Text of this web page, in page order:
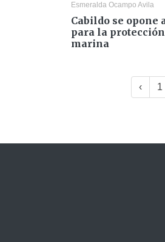
Esmeralda Ocampo Avila
Cabildo se opone
para la
marina
‹ 1